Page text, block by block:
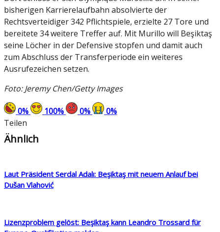
bisherigen Karrierelaufbahn absolvierte der
Rechtsverteidiger 342 Pflichtspiele, erzielte 27 Tore und
bereitete 34 weitere Treffer auf. Mit Murillo will Beşiktaş
seine Löcher in der Defensive stopfen und damit auch
zum Abschluss der Transferperiode ein weiteres
Ausrufezeichen setzen.
Foto: Jeremy Chen/Getty Images
0% 100% 0% 0%
Teilen
Ähnlich
Laut Präsident Serdal Adalı: Beşiktaş mit neuem Anlauf bei
Dušan Vlahović
Lizenzproblem gelöst: Beşiktaş kann Leandro Trossard für